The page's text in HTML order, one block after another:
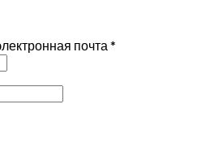
почта *